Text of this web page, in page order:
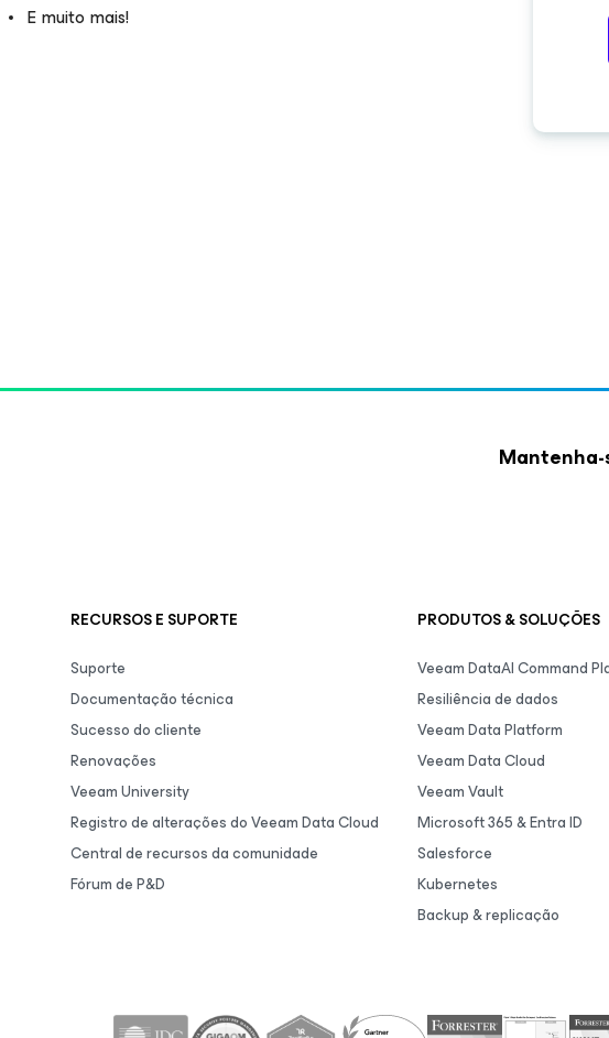
E muito mais!
RECURSOS E SUPORTE
Suporte
Documentação técnica
Sucesso do cliente
Renovações
Veeam University
Registro de alterações do Veeam Data Cloud
Central de recursos da comunidade
Fórum de P&D
PRODUTOS & SOLUÇÕES
Veeam DataAI Command
Resiliência de dados
Veeam Data Platform
Veeam Data Cloud
Veeam Vault
Microsoft 365 & Entra ID
Salesforce
Kubernetes
Backup & replicação